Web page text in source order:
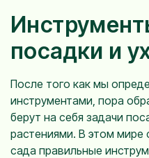
посадки и
После того как мы
инструментами, пора
берут на себя задачи
растениями. В этом мире
сада правильные